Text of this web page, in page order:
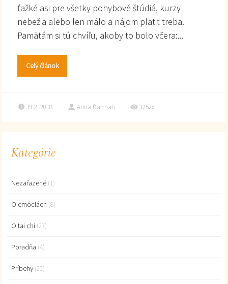
ťažké asi pre všetky pohybové štúdiá, kurzy
nebežia alebo len málo a nájom platiť treba.
Pamätám si tú chvíľu, akoby to bolo včera:...
Celý článok
19.2. 2018 Anna Ďarmati 3252x
Kategórie
Nezařazené (1)
O emóciách (8)
O tai chi (23)
Poradňa (4)
Príbehy (20)